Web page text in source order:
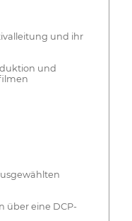
und ihr
und
über eine DCP-